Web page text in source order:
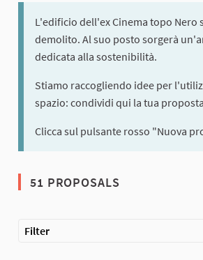
L'edificio dell'ex Cinema topo Nero
demolito. Al suo posto sorgerà
dedicata alla sostenibilità.
Stiamo raccogliendo idee per
spazio: condividi qui la tua
Clicca sul pulsante rosso "Nuova
51 PROPOSALS
Filter